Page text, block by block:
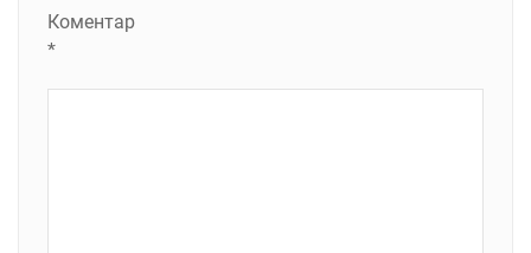
Коментар
*